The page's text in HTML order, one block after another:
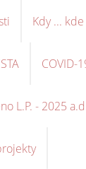
Kdy ...
COVID-
L.P. - 2025